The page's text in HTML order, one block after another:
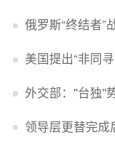
俄罗斯“终结者”战车更名“
美国提出“非同寻常要求”，双方多
外交部：''台独''
领导层更替完成后，西